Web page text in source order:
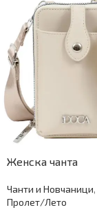
Женска чанта
Чанти и Новчаници,
Пролет/Лето